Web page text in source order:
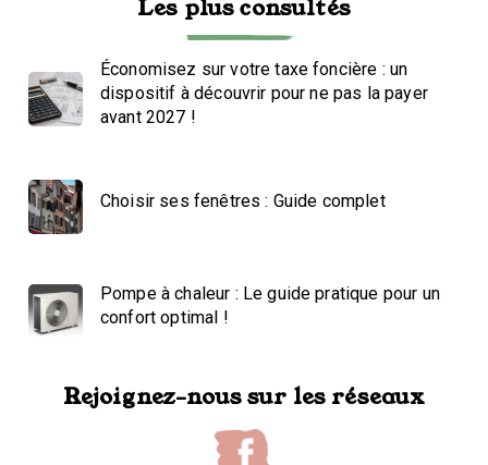
Les plus consultés
Économisez sur votre taxe foncière : un
dispositif à découvrir pour ne pas la payer
avant 2027 !
Choisir ses fenêtres : Guide complet
Pompe à chaleur : Le guide pratique pour un
confort optimal !
Rejoignez-nous sur les réseaux